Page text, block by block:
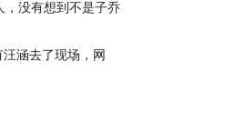
，没有想到不是子乔
汪涵去了现场，网